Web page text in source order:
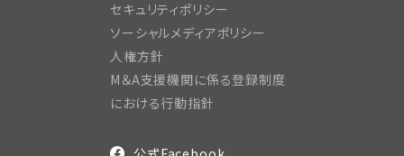
セキュリティポリシー
ソーシャルメディアポリシー
人権方針
M＆A支援機関に係る登録制度
における行動指針